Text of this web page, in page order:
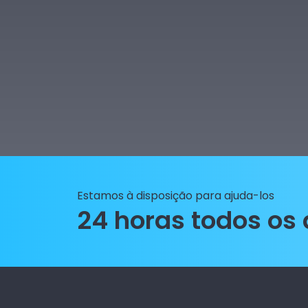
Estamos à disposição para ajuda-los
24 horas todos os